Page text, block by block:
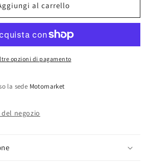
al carrello
opzioni di pagamento
la sede Motomarket
negozio